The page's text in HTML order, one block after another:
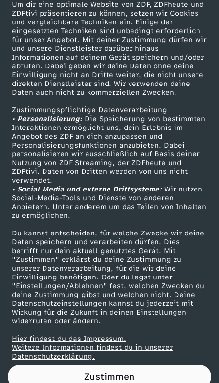
Um dir eine optimale Website von ZDF, ZDFheute und
ZDFtivi präsentieren zu können, setzen wir Cookies
und vergleichbare Techniken ein. Einige der
eingesetzten Techniken sind unbedingt erforderlich
für unser Angebot. Mit deiner Zustimmung dürfen wir
und unsere Dienstleister darüber hinaus
Informationen auf deinem Gerät speichern und/oder
abrufen. Dabei geben wir deine Daten ohne deine
Einwilligung nicht an Dritte weiter, die nicht unsere
direkten Dienstleister sind. Wir verwenden deine
Daten auch nicht zu kommerziellen Zwecken.
Zustimmungspflichtige Datenverarbeitung
• Personalisierung:Die Speicherung von bestimmten
Interaktionen ermöglicht uns, dein Erlebnis im
Angebot des ZDF an dich anzupassen und
Personalisierungsfunktionen anzubieten. Dabei
personalisieren wir ausschließlich auf Basis deiner
Nutzung von ZDF Streaming, der ZDFheute und
ZDFtivi. Daten von Dritten werden von uns nicht
verwendet.
• Social Media und externe Drittsysteme:Wir nutzen
Social-Media-Tools und Dienste von anderen
Anbietern. Unter anderem um das Teilen von Inhalten
zu ermöglichen.
Du kannst entscheiden, für welche Zwecke wir deine
Daten speichern und verarbeiten dürfen. Dies
betrifft nur dein aktuell genutztes Gerät. Mit
"Zustimmen" erklärst du deine Zustimmung zu
unserer Datenverarbeitung, für die wir deine
Einwilligung benötigen. Oder du legst unter
"Einstellungen/Ablehnen" fest, welchen Zwecken du
deine Zustimmung gibst und welchen nicht. Deine
Datenschutzeinstellungen kannst du jederzeit mit
Wirkung für die Zukunft in deinen Einstellungen
widerrufen oder ändern.
Hier findest du das Impressum.
Weitere Informationen findest du in unserer
Datenschutzerklärung.
Zustimmen
p
e
l
z
u
M
a
c
r
o
n
s
F
e
r
n
Mehr ZDF
ZDF-Apps
Smart TV
ZDFtext
Livestreams
Sendungen A-Z
TV-Programm
Service
ZDFmitreden
Kontakt zum ZDF
Tickets
Zuschauerservice
Hilfe
ZDF Unternehmen
Karriere
ZDF goes Schule
Werbefernsehen
Mainzelmännchen
Partner